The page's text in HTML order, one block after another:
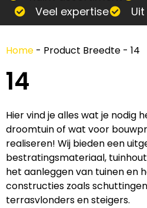
Veel expertise
Home - Product Breedte - 14
14
Hier vind je alles wat je nodig
droomtuin of wat voor
realiseren! Wij bieden een
bestratingsmateriaal,
het aanleggen van tuinen en
constructies zoals
terrasvlonders en steigers.